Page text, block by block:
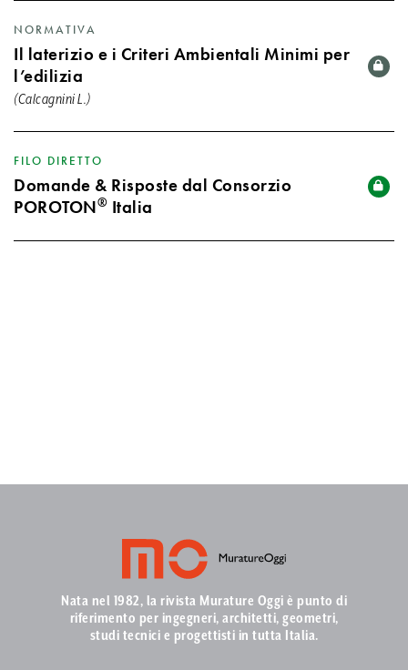
NORMATIVA
Il laterizio e i Criteri Ambientali Minimi per
l’edilizia
(Calcagnini L.)
FILO DIRETTO
Domande & Risposte dal Consorzio
POROTON® Italia
Nata nel 1982, la rivista Murature Oggi è punto di
riferimento per ingegneri, architetti, geometri,
studi tecnici e progettisti in tutta Italia.